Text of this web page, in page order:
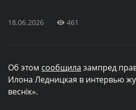
18.06.2026 461
Об этом сообщила зампред
Илона Ледницкая в интервью
веснік».